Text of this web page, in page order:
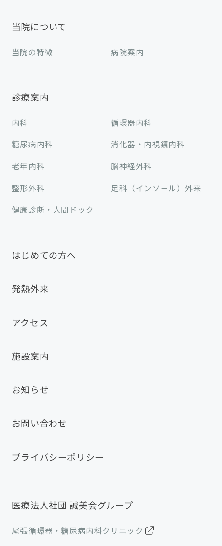
当院について
当院の特徴 病院案内
診療案内
内科 循環器内科
糖尿病内科 消化器・内視鏡内科
老年内科 脳神経外科
整形外科 足科（インソール）外来
健康診断・人間ドック
はじめての方へ
発熱外来
アクセス
施設案内
お知らせ
お問い合わせ
プライバシーポリシー
医療法人社団 誠美会グループ
尾張循環器・糖尿病内科クリニック